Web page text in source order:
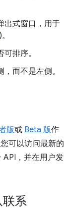
出式窗口，用于
)。
排序。
而不是左侧。
版或 Beta 版作
可以访问最新的
API，并在用户发
系